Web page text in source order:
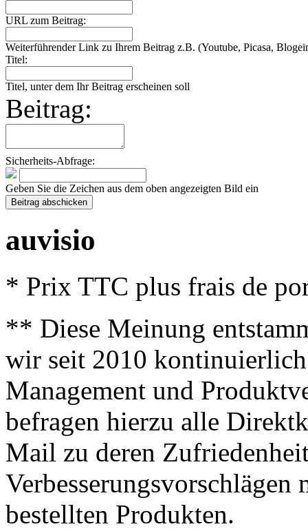
URL zum Beitrag:
Weiterführender Link zu Ihrem Beitrag z.B. (Youtube, Picasa,
Titel:
Titel, unter dem Ihr Beitrag erscheinen soll
Beitrag:
Sicherheits-Abfrage:
Geben Sie die Zeichen aus dem oben angezeigten Bild ein
auvisio
* Prix TTC plus frais de
** Diese Meinung
wir seit 2010
Management und
befragen hierzu alle
Mail zu deren
bestellten Produkten.